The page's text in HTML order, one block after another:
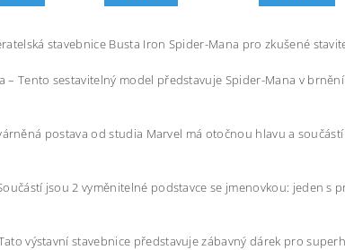
stavebnice Busta Iron Spider-Mana pro zkušené
Tento sestavitelný model představuje Spider-Mana v
postava od studia Marvel má otočnou hlavu a
jsou 2 vyměnitelné podstavce se jmenovkou: jeden
výstavní stavebnice představuje zábavný dárek pro